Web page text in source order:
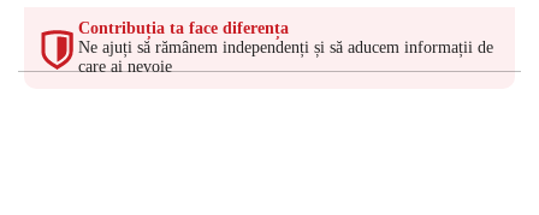
Contribuția ta face diferența
Ne ajuți să rămânem independenți și să aducem informații de
care ai nevoie